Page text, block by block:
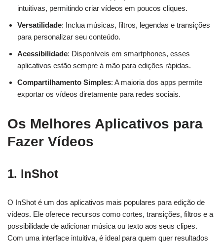
intuitivas, permitindo criar vídeos em poucos cliques.
Versatilidade: Inclua músicas, filtros, legendas e transições
para personalizar seu conteúdo.
Acessibilidade: Disponíveis em smartphones, esses
aplicativos estão sempre à mão para edições rápidas.
Compartilhamento Simples: A maioria dos apps permite
exportar os vídeos diretamente para redes sociais.
Os Melhores Aplicativos para
Fazer Vídeos
1. InShot
O InShot é um dos aplicativos mais populares para edição de
vídeos. Ele oferece recursos como cortes, transições, filtros e a
possibilidade de adicionar música ou texto aos seus clipes.
Com uma interface intuitiva, é ideal para quem quer resultados